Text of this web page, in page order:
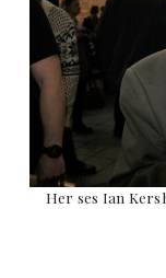
Her ses Ian